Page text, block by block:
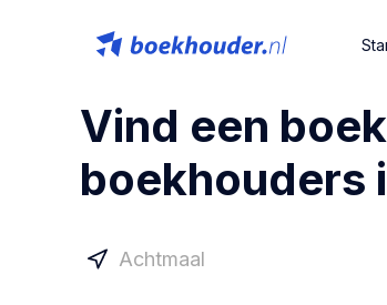
Vind een
boekhouders